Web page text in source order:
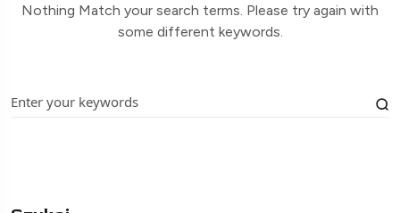
Nothing Match your search terms. Please try again with
some different keywords.